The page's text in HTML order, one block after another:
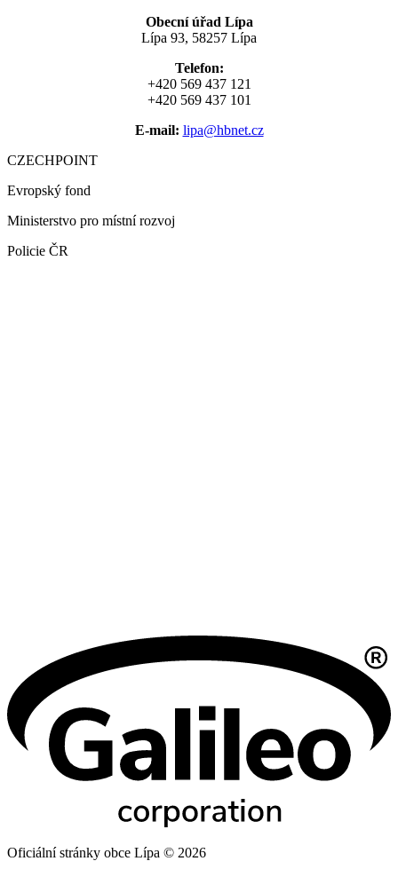
Obecní úřad Lípa
Lípa 93, 58257 Lípa
Telefon:
+420 569 437 121
+420 569 437 101
E-mail: lipa@hbnet.cz
CZECHPOINT
Evropský fond
Ministerstvo pro místní rozvoj
Policie ČR
Oficiální stránky obce Lípa © 2026